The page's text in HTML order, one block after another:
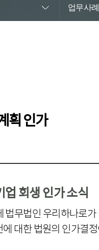
업무사례
획 인가
회생 인가 소식
무법인 우리하나로
대한 법원의 인가결